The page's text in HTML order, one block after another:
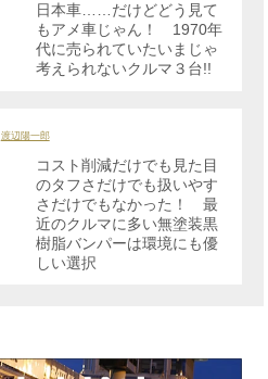
日本車……だけどどう見て
もアメ車じゃん！ 1970年
代に売られていたいまじゃ
考えられないクルマ３台!!
渡辺陽一郎
コスト削減だけでも見た目
のタフさだけでも扱いやす
さだけでもなかった！ 最
近のクルマに多い無塗装黒
樹脂バンパーは環境にも優
しい選択